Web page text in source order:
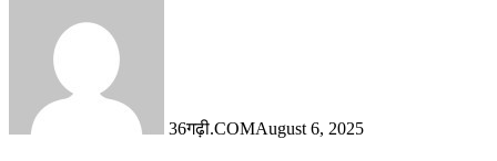
36गढ़ी.COMAugust 6, 2025